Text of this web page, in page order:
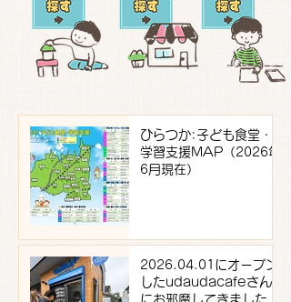
ひらつか:子ども食堂・
学習支援MAP（2026年
6月現在）
2026.04.01にオープン
したudaudacafeさん
にお邪魔してきました！